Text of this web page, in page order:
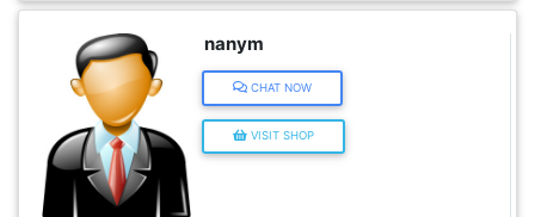
nanym
CHAT NOW
VISIT SHOP
ELEKTRONIK(5)
SUKAN/HOBI(2)
PERCUTIAN